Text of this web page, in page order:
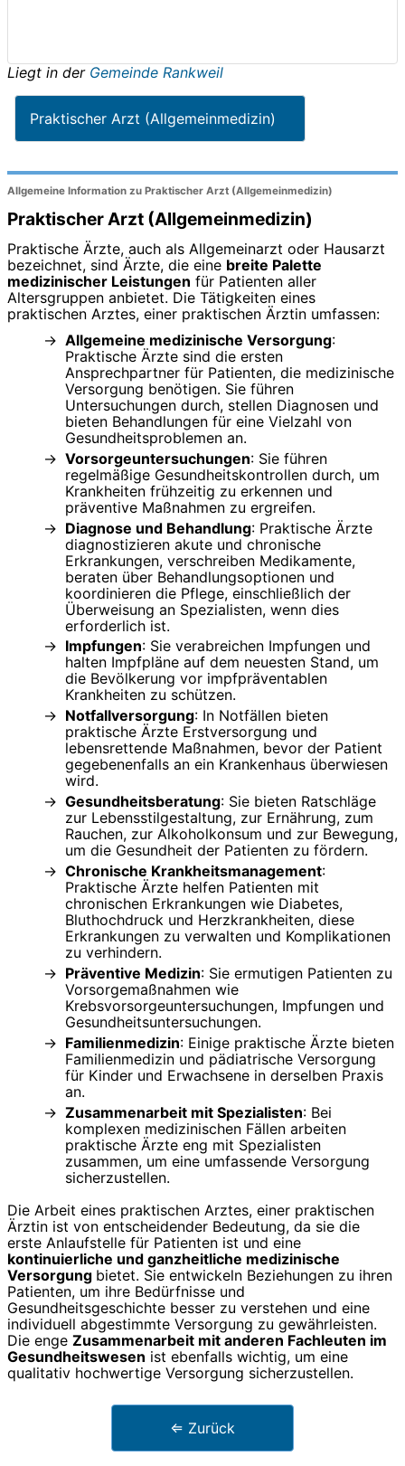
Liegt in der Gemeinde Rankweil
Praktischer Arzt (Allgemeinmedizin)
Allgemeine Information zu Praktischer Arzt (Allgemeinmedizin)
Praktischer Arzt (Allgemeinmedizin)
Praktische Ärzte, auch als Allgemeinarzt oder Hausarzt
bezeichnet, sind Ärzte, die eine breite Palette
medizinischer Leistungen für Patienten aller
Altersgruppen anbietet. Die Tätigkeiten eines
praktischen Arztes, einer praktischen Ärztin umfassen:
Allgemeine medizinische Versorgung:
Praktische Ärzte sind die ersten
Ansprechpartner für Patienten, die medizinische
Versorgung benötigen. Sie führen
Untersuchungen durch, stellen Diagnosen und
bieten Behandlungen für eine Vielzahl von
Gesundheitsproblemen an.
Vorsorgeuntersuchungen: Sie führen
regelmäßige Gesundheitskontrollen durch, um
Krankheiten frühzeitig zu erkennen und
präventive Maßnahmen zu ergreifen.
Diagnose und Behandlung: Praktische Ärzte
diagnostizieren akute und chronische
Erkrankungen, verschreiben Medikamente,
beraten über Behandlungsoptionen und
koordinieren die Pflege, einschließlich der
Überweisung an Spezialisten, wenn dies
erforderlich ist.
Impfungen: Sie verabreichen Impfungen und
halten Impfpläne auf dem neuesten Stand, um
die Bevölkerung vor impfpräventablen
Krankheiten zu schützen.
Notfallversorgung: In Notfällen bieten
praktische Ärzte Erstversorgung und
lebensrettende Maßnahmen, bevor der Patient
gegebenenfalls an ein Krankenhaus überwiesen
wird.
Gesundheitsberatung: Sie bieten Ratschläge
zur Lebensstilgestaltung, zur Ernährung, zum
Rauchen, zur Alkoholkonsum und zur Bewegung,
um die Gesundheit der Patienten zu fördern.
Chronische Krankheitsmanagement:
Praktische Ärzte helfen Patienten mit
chronischen Erkrankungen wie Diabetes,
Bluthochdruck und Herzkrankheiten, diese
Erkrankungen zu verwalten und Komplikationen
zu verhindern.
Präventive Medizin: Sie ermutigen Patienten zu
Vorsorgemaßnahmen wie
Krebsvorsorgeuntersuchungen, Impfungen und
Gesundheitsuntersuchungen.
Familienmedizin: Einige praktische Ärzte bieten
Familienmedizin und pädiatrische Versorgung
für Kinder und Erwachsene in derselben Praxis
an.
Zusammenarbeit mit Spezialisten: Bei
komplexen medizinischen Fällen arbeiten
praktische Ärzte eng mit Spezialisten
zusammen, um eine umfassende Versorgung
sicherzustellen.
Die Arbeit eines praktischen Arztes, einer praktischen
Ärztin ist von entscheidender Bedeutung, da sie die
erste Anlaufstelle für Patienten ist und eine
kontinuierliche und ganzheitliche medizinische
Versorgung bietet. Sie entwickeln Beziehungen zu ihren
Patienten, um ihre Bedürfnisse und
Gesundheitsgeschichte besser zu verstehen und eine
individuell abgestimmte Versorgung zu gewährleisten.
Die enge Zusammenarbeit mit anderen Fachleuten im
Gesundheitswesen ist ebenfalls wichtig, um eine
qualitativ hochwertige Versorgung sicherzustellen.
⇐ Zurück